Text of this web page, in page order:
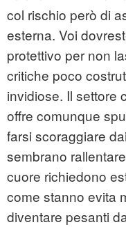
col rischio però di
esterna. Voi
protettivo per non
critiche poco
invidiose. Il settore
offre comunque
farsi scoraggiare
sembrano
cuore richiedono
come stanno evita
diventare pesanti